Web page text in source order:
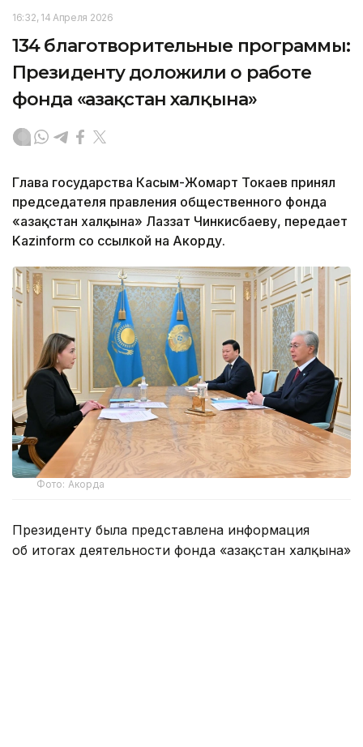
16:32, 14 Апреля 2026
134 благотворительные программы:
Президенту доложили о работе
фонда «Қазақстан халқына»
Глава государства Касым-Жомарт Токаев принял
председателя правления общественного фонда
«Қазақстан халқына» Лаззат Чинкисбаеву, передает
Kazinform со ссылкой на Акорду.
Фото: Акорда
Президенту была представлена информация
об итогах деятельности фонда «Қазақстан халқына»